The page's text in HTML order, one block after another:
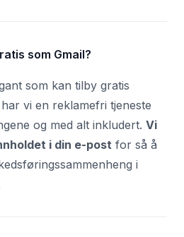
som Gmail?
som kan tilby gratis
vi en reklamefri tjeneste
og med alt inkludert. Vi
i din e-post for så å
i